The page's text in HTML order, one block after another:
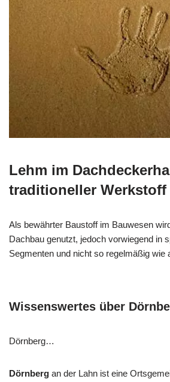
Lehm im
traditioneller Werkstoff
Als bewährter Baustoff im Bauwesen
Dachbau genutzt, jedoch vorwiegend in
Segmenten und nicht so regelmäßig wie
Wissenswertes über
Dörnberg…
Dörnberg an der Lahn ist eine